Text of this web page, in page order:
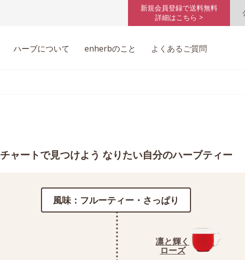
新規会員登録で送料無料
詳細はこちら >
ハーブについて enherbのこと よくあるご質問
チャートで見つけよう なりたい自分のハーブティー
風味：フルーティー・さっぱり
凛と輝く
ローズ